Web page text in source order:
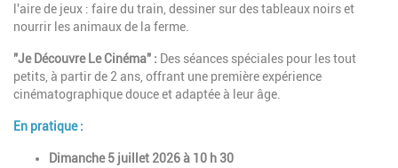
l'aire de jeux : faire du train, dessiner sur des tableaux noirs et
nourrir les animaux de la ferme.
"Je Découvre Le Cinéma" : Des séances spéciales pour les tout
petits, à partir de 2 ans, offrant une première expérience
cinématographique douce et adaptée à leur âge.
En pratique :
Dimanche 5 juillet 2026 à 10 h 30